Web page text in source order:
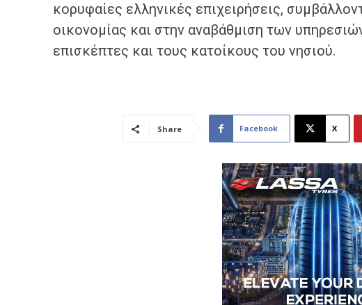
κορυφαίες ελληνικές επιχειρήσεις,
οικονομίας και στην αναβάθμιση των
επισκέπτες και τους κατοίκους του νησιού.
Share Facebook X